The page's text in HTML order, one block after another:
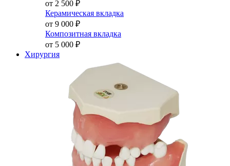
от 2 500 ₽
Керамическая вкладка
от 9 000 ₽
Композитная вкладка
от 5 000 ₽
Хирургия